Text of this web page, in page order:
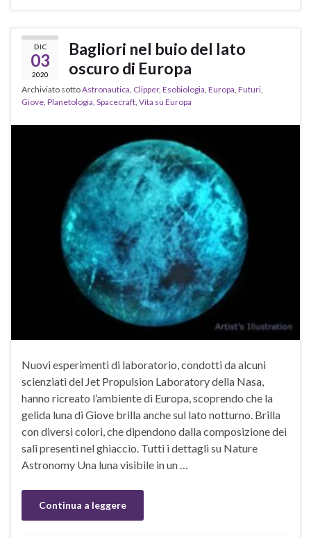
DIC
03
2020
Bagliori nel buio del lato
oscuro di Europa
Archiviato sottoAstronautica Clipper, Esobiologia Europa Futuri
Giove Planetologia Spacecraft Vita su Europa
Nuovi esperimenti di laboratorio, condotti da alcuni
scienziati del Jet Propulsion Laboratory della Nasa,
hanno ricreato l’ambiente di Europa, scoprendo che la
gelida luna di Giove brilla anche sul lato notturno. Brilla
con diversi colori, che dipendono dalla composizione dei
sali presenti nel ghiaccio. Tutti i dettagli su Nature
Astronomy Una luna visibile in un …
Continua a leggere